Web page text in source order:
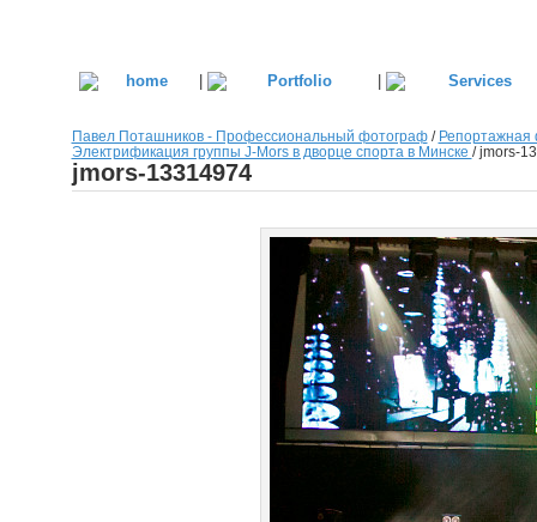
| |
Павел Поташников - Профессиональный фотограф/ Репортажная
Электрификация группы J-Mors в дворце спорта в Минске /jmors-
jmors-13314974